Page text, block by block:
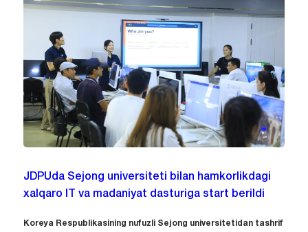
JDPUda Sejong universiteti bilan hamkorlikdagi
xalqaro IT va madaniyat dasturiga start berildi
Koreya Respublikasining nufuzli Sejong universitetidan tashrif